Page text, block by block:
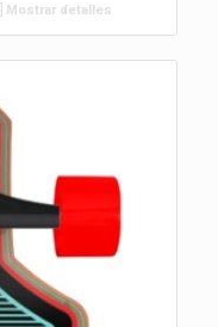
Mostrar detalles